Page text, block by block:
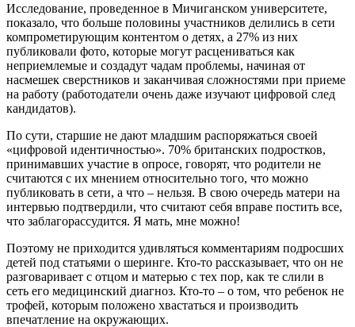
Исследование, проведенное в Мичиганском университете,
показало, что больше половины участников делились в сети
компрометирующим контентом о детях, а 27% из них
публиковали фото, которые могут расцениваться как
неприемлемые и создадут чадам проблемы, начиная от
насмешек сверстников и заканчивая сложностями при приеме
на работу (работодатели очень даже изучают цифровой след
кандидатов).
По сути, старшие не дают младшим распоряжаться своей
«цифровой идентичностью». 70% британских подростков,
принимавших участие в опросе, говорят, что родители не
считаются с их мнением относительно того, что можно
публиковать в сети, а что – нельзя. В свою очередь матери на
интервью подтвердили, что считают себя вправе постить все,
что заблагорассудится. Я мать, мне можно!
Поэтому не приходится удивляться комментариям подросших
детей под статьями о шеринге. Кто-то рассказывает, что он не
разговаривает с отцом и матерью с тех пор, как те слили в
сеть его медицинский диагноз. Кто-то – о том, что ребенок не
трофей, которым положено хвастаться и производить
впечатление на окружающих.